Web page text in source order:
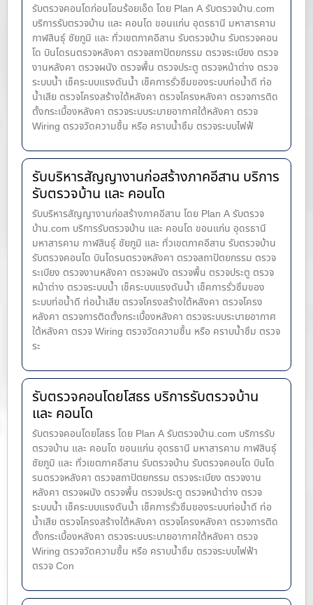
รับตรวจคอนโดก่อนโอนร้อยเอ็ด โดย Plan A รับตรวจบ้าน.com
บริการรับตรวจบ้าน และ คอนโด ขอนแก่น อุดรธานี มหาสารคาม
กาฬสินธุ์ ชัยภูมิ และ ทั่วเขตภาคอีสาน รับตรวจบ้าน รับตรวจคอน
โด บินโดรนตรวจหลังคา ตรวจสถาปัตยกรรม ตรวจระเบียง ตรวจ
งานหลังคา ตรวจผนัง ตรวจพื้น ตรวจประตู ตรวจหน้าต่าง​ ตรวจ
ระบบน้ำ เช็คระบบแรงดันน้ำ เช็คการรั่วซึมของระบบท่อน้ำ​ดี ท่อ
น้ำ​เสีย ตรวจโครงสร้างใต้หลังคา ตรวจโครงหลังคา ตรวจการติด
ตั้งกระเบื้องหลังคา ตรวจระบบระบายอากาศใต้หลังคา ตรวจ
Wiring ตรวจวัดความชื้น หรือ คราบน้ำซึม ตรวจระบบไฟฟ้
รับบริหารสัญญางานก่อสร้างภาคอีสาน บริการ
รับตรวจบ้าน และ คอนโด
รับบริหารสัญญางานก่อสร้างภาคอีสาน โดย Plan A รับตรวจ
บ้าน.com บริการรับตรวจบ้าน และ คอนโด ขอนแก่น อุดรธานี
มหาสารคาม กาฬสินธุ์ ชัยภูมิ และ ทั่วเขตภาคอีสาน รับตรวจบ้าน
รับตรวจคอนโด บินโดรนตรวจหลังคา ตรวจสถาปัตยกรรม ตรวจ
ระเบียง ตรวจงานหลังคา ตรวจผนัง ตรวจพื้น ตรวจประตู ตรวจ
หน้าต่าง​ ตรวจระบบน้ำ เช็คระบบแรงดันน้ำ เช็คการรั่วซึมของ
ระบบท่อน้ำ​ดี ท่อน้ำ​เสีย ตรวจโครงสร้างใต้หลังคา ตรวจโครง
หลังคา ตรวจการติดตั้งกระเบื้องหลังคา ตรวจระบบระบายอากาศ
ใต้หลังคา ตรวจ Wiring ตรวจวัดความชื้น หรือ คราบน้ำซึม ตรวจ
ระ
รับตรวจคอนโดยโสธร บริการรับตรวจบ้าน
และ คอนโด
รับตรวจคอนโดยโสธร โดย Plan A รับตรวจบ้าน.com บริการรับ
ตรวจบ้าน และ คอนโด ขอนแก่น อุดรธานี มหาสารคาม กาฬสินธุ์
ชัยภูมิ และ ทั่วเขตภาคอีสาน รับตรวจบ้าน รับตรวจคอนโด บินโด
รนตรวจหลังคา ตรวจสถาปัตยกรรม ตรวจระเบียง ตรวจงาน
หลังคา ตรวจผนัง ตรวจพื้น ตรวจประตู ตรวจหน้าต่าง​ ตรวจ
ระบบน้ำ เช็คระบบแรงดันน้ำ เช็คการรั่วซึมของระบบท่อน้ำ​ดี ท่อ
น้ำ​เสีย ตรวจโครงสร้างใต้หลังคา ตรวจโครงหลังคา ตรวจการติด
ตั้งกระเบื้องหลังคา ตรวจระบบระบายอากาศใต้หลังคา ตรวจ
Wiring ตรวจวัดความชื้น หรือ คราบน้ำซึม ตรวจระบบไฟฟ้า
ตรวจ Con